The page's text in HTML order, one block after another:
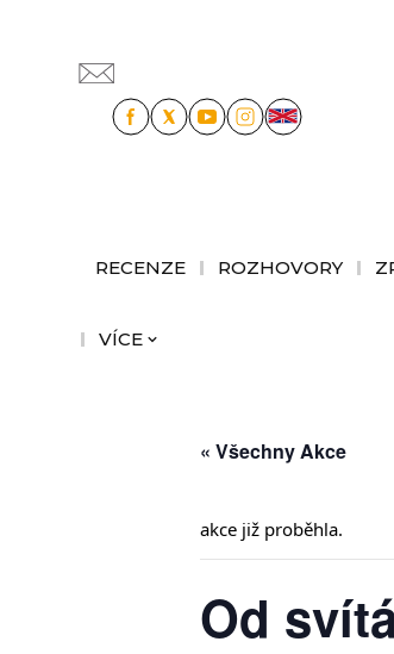
RECENZE ROZHOVORY
VÍCE
« Všechny Akce
akce již proběhla.
Od